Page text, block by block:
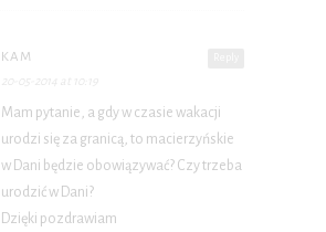
KAM
Mam pytanie, a gdy w czasie wakacji
urodzi się za granicą, to macierzyńskie
w Dani będzie obowiązywać? Czy trzeba
urodzić w Dani?
Dzięki pozdrawiam